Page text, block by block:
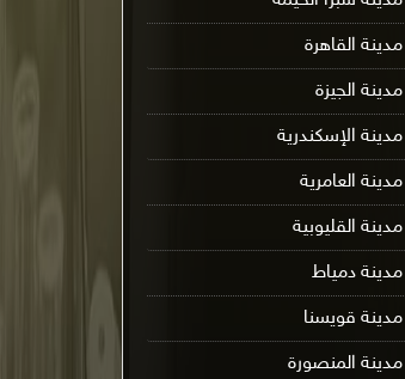
مدينة القاهرة
مدينة الجيزة
مدينة الإسكندرية
مدينة العامرية
مدينة القليوبية
مدينة دمياط
مدينة قويسنا
مدينة المنصورة